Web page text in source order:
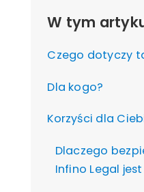
W tym
Czego dotyczy
Dla kogo?
Korzyści dla
Dlaczego
Infino Legal